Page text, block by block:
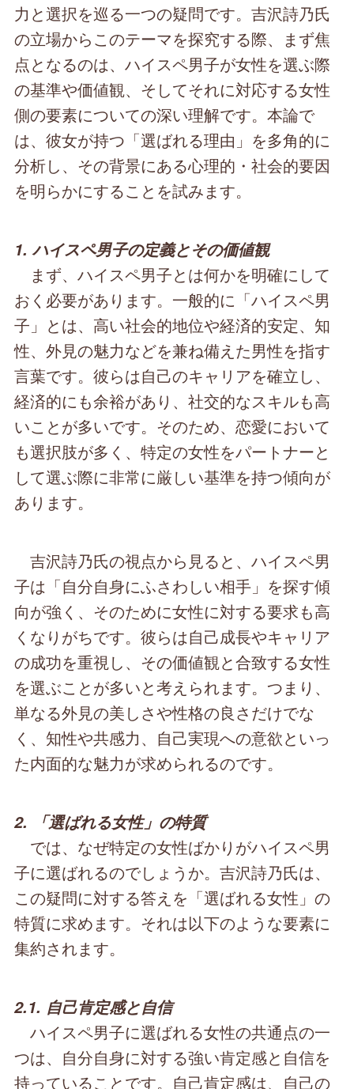
力と選択を巡る一つの疑問です。吉沢詩乃氏
の立場からこのテーマを探究する際、まず焦
点となるのは、ハイスペ男子が女性を選ぶ際
の基準や価値観、そしてそれに対応する女性
側の要素についての深い理解です。本論で
は、彼女が持つ「選ばれる理由」を多角的に
分析し、その背景にある心理的・社会的要因
を明らかにすることを試みます。
1. ハイスペ男子の定義とその価値観
まず、ハイスペ男子とは何かを明確にして
おく必要があります。一般的に「ハイスペ男
子」とは、高い社会的地位や経済的安定、知
性、外見の魅力などを兼ね備えた男性を指す
言葉です。彼らは自己のキャリアを確立し、
経済的にも余裕があり、社交的なスキルも高
いことが多いです。そのため、恋愛において
も選択肢が多く、特定の女性をパートナーと
して選ぶ際に非常に厳しい基準を持つ傾向が
あります。
吉沢詩乃氏の視点から見ると、ハイスペ男
子は「自分自身にふさわしい相手」を探す傾
向が強く、そのために女性に対する要求も高
くなりがちです。彼らは自己成長やキャリア
の成功を重視し、その価値観と合致する女性
を選ぶことが多いと考えられます。つまり、
単なる外見の美しさや性格の良さだけでな
く、知性や共感力、自己実現への意欲といっ
た内面的な魅力が求められるのです。
2. 「選ばれる女性」の特質
では、なぜ特定の女性ばかりがハイスペ男
子に選ばれるのでしょうか。吉沢詩乃氏は、
この疑問に対する答えを「選ばれる女性」の
特質に求めます。それは以下のような要素に
集約されます。
2.1. 自己肯定感と自信
ハイスペ男子に選ばれる女性の共通点の一
つは、自分自身に対する強い肯定感と自信を
持っていることです。自己肯定感は、自己の